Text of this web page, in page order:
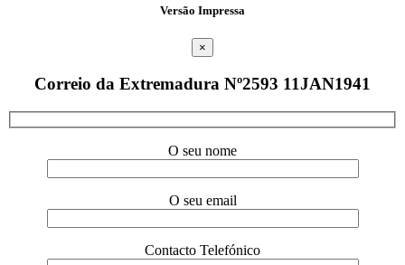
Versão Impressa
×
Correio da Extremadura Nº2593 11JAN1941
O seu nome
O seu email
Contacto Telefónico